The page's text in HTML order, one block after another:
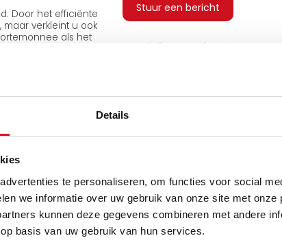
Details
te personaliseren, om functies voor social
we informatie over uw gebruik van onze site met onze
kunnen deze gegevens combineren met andere
basis van uw gebruik van hun services.
Door het efficiënte
verkleint u ook
als het
E.C.A Hybride
en duurzame
bevestigen:
met een
(2 platen en 2
zelf komt de
Stuur een bericht
Ruim assortiment
Wij zijn 6 dagen per week